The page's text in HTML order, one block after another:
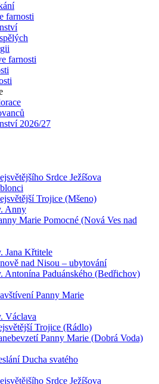
farnosti
farnosti
2026/27
Srdce Ježíšova
Trojice (Mšeno)
Anny
Marie Pomocné (Nová Ves nad
Jana Křtitele
nad Nisou – ubytování
Antonína Paduánského (Bedřichov)
Panny Marie
Václava
Trojice (Rádlo)
Panny Marie (Dobrá Voda)
Ducha svatého
Srdce Ježíšova